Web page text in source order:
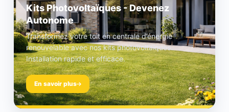
Kits Photovoltaïques - Devenez
Autonome
Transformez votre toit en centrale d’énergie
renouvelable avec nos kits photovoltaïques.
Installation rapide et efficace.
En savoir plus